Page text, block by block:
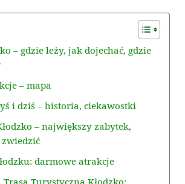
– gdzie leży, jak dojechać, gdzie
– mapa
i dziś – historia, ciekawostki
– największy zabytek,
darmowe atrakcje